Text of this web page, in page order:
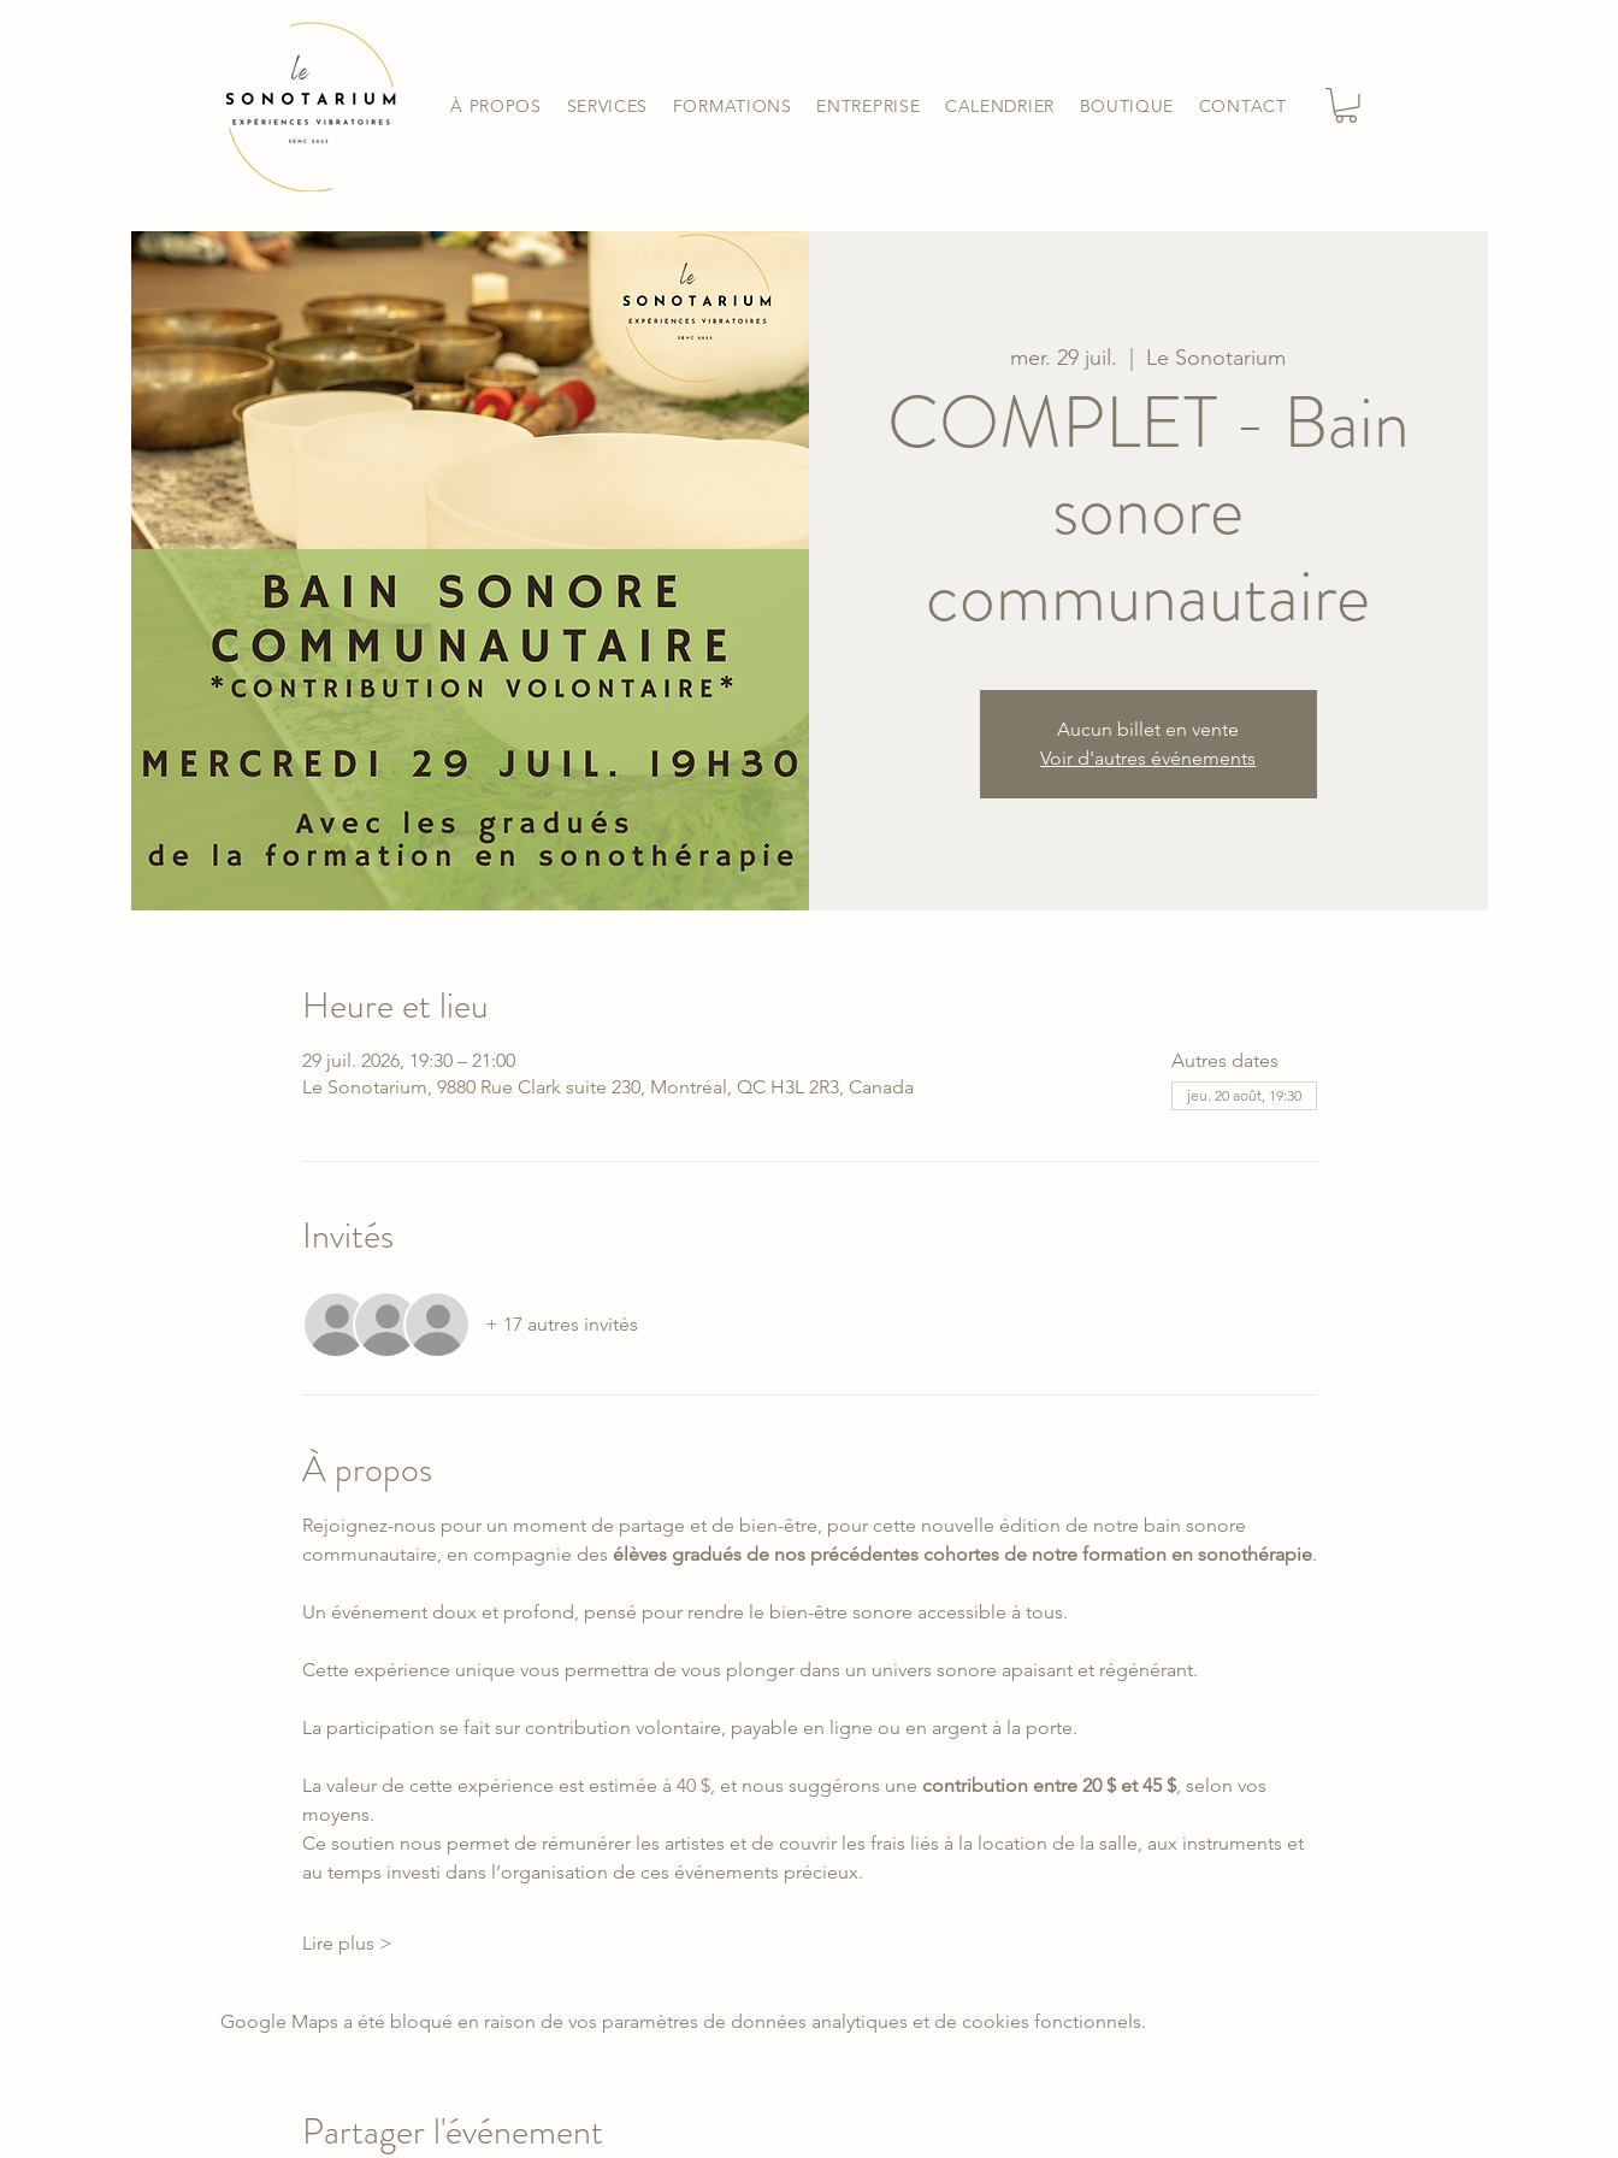
À PROPOS SERVICES FORMATIONS ENTREPRISE CALENDRIER BOUTIQUE CONTACT
mer. 29 juil. Le Sonotarium
COMPLET - Bain
sonore
communautaire
Aucun billet en vente
Voir d'autres événements
Heure et lieu
29 juil. 2026, 19:30 – 21:00
Le Sonotarium, 9880 Rue Clark suite 230, Montréal, QC H3L 2R3, Canada
Autres dates
jeu. 20 août, 19:30
Invités
+ 17 autres invités
À propos
Rejoignez-nous pour un moment de partage et de bien-être, pour cette nouvelle édition de notre bain sonore
communautaire, en compagnie des élèves gradués de nos précédentes cohortes de notre formation en sonothérapie.
Un événement doux et profond, pensé pour rendre le bien-être sonore accessible à tous.
Cette expérience unique vous permettra de vous plonger dans un univers sonore apaisant et régénérant.
La participation se fait sur contribution volontaire, payable en ligne ou en argent à la porte.
La valeur de cette expérience est estimée à 40 $, et nous suggérons une contribution entre 20 $ et 45 $, selon vos
moyens.
Ce soutien nous permet de rémunérer les artistes et de couvrir les frais liés à la location de la salle, aux instruments et
au temps investi dans l’organisation de ces événements précieux.
Lire plus >
Google Maps a été bloqué en raison de vos paramètres de données analytiques et de cookies fonctionnels.
Partager l'événement